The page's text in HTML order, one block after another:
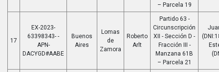
– Parcela 19
17
EX-2023-
63398343- -
APN-
DACYGD#AABE
Buenos
Aires
Lomas
de
Zamora
Roberto
Arlt
Partido 63 -
Circunscripción
XII - Sección D -
Fracción III -
Manzana 61B
– Parcela 21